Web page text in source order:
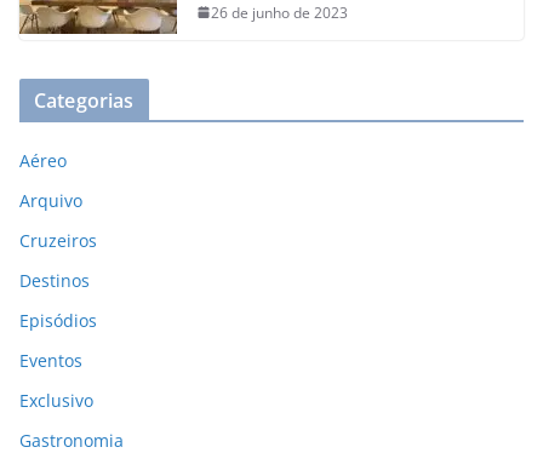
26 de junho de 2023
Categorias
Aéreo
Arquivo
Cruzeiros
Destinos
Episódios
Eventos
Exclusivo
Gastronomia